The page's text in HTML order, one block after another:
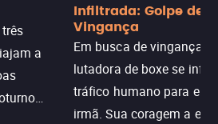
a
Infiltrada: Golpe de
Vingança
Em busca de vingança,
lutadora de boxe se
tráfico humano para
irmã. Sua coragem a